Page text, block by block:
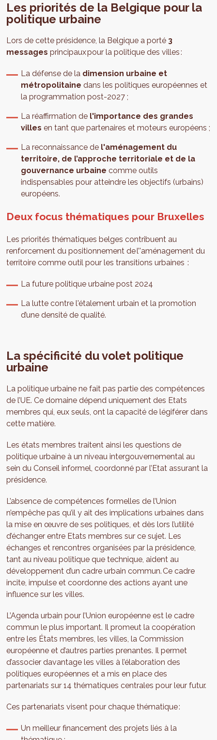
Les priorités de la Belgique pour la
politique urbaine
Lors de cette présidence, la Belgique a porté 3
messages principaux pour la politique des villes :
La défense de la dimension urbaine et
métropolitaine dans les politiques européennes et
la programmation post-2027 ;
La réaffirmation de l'importance des grandes
villes en tant que partenaires et moteurs européens ;
La reconnaissance de l'aménagement du
territoire, de l’approche territoriale et de la
gouvernance urbaine comme outils
indispensables pour atteindre les objectifs (urbains)
européens.
Deux focus thématiques pour Bruxelles
Les priorités thématiques belges contribuent au
renforcement du positionnement de l’'aménagement du
territoire comme outil pour les transitions urbaines :
La future politique urbaine post 2024
La lutte contre l'étalement urbain et la promotion
d’une densité de qualité.
La spécificité du volet politique
urbaine
La politique urbaine ne fait pas partie des compétences
de l’UE. Ce domaine dépend uniquement des Etats
membres qui, eux seuls, ont la capacité de légiférer dans
cette matière.
Les états membres traitent ainsi les questions de
politique urbaine à un niveau intergouvernemental au
sein du Conseil informel, coordonné par l’Etat assurant la
présidence.
L’absence de compétences formelles de l’Union
n’empêche pas qu’il y ait des implications urbaines dans
la mise en œuvre de ses politiques, et dès lors l’utilité
d’échanger entre Etats membres sur ce sujet. Les
échanges et rencontres organisées par la présidence,
tant au niveau politique que technique, aident au
développement d’un cadre urbain commun. Ce cadre
incite, impulse et coordonne des actions ayant une
influence sur les villes.
L’Agenda urbain pour l’Union européenne est le cadre
commun le plus important. Il promeut la coopération
entre les États membres, les villes, la Commission
européenne et d’autres parties prenantes. Il permet
d’associer davantage les villes à l’élaboration des
politiques européennes et a mis en place des
partenariats sur 14 thématiques centrales pour leur futur.
Ces partenariats visent pour chaque thématique :
Un meilleur financement des projets liés à la